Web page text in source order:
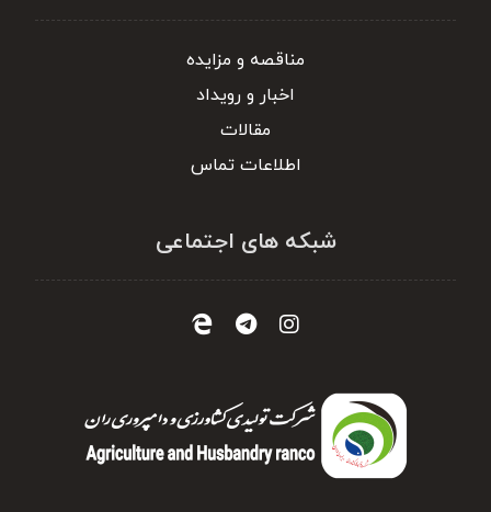
مناقصه و مزایده
اخبار و رویداد
مقالات
اطلاعات تماس
شبکه های اجتماعی